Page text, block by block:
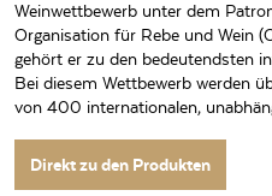
Weinwettbewerb unter dem
Organisation für Rebe und Wein
gehört er zu den bedeutendsten
Bei diesem Wettbewerb werden
von 400 internationalen,
Direkt zu den Produkten